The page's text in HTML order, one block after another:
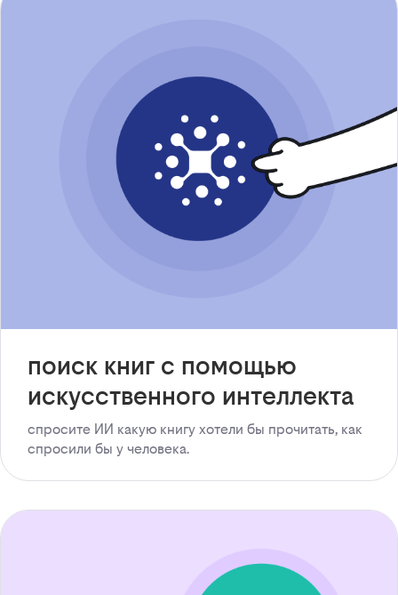
поиск книг с помощью
искусственного интеллекта
спросите ИИ какую книгу хотели бы прочитать, как
спросили бы у человека.